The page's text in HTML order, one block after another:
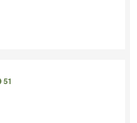
51